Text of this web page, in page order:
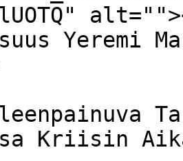
Yeremi
Kriisin